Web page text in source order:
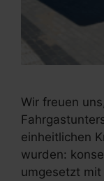
Wir freuen
einheitlichen
wurden:
umgesetzt